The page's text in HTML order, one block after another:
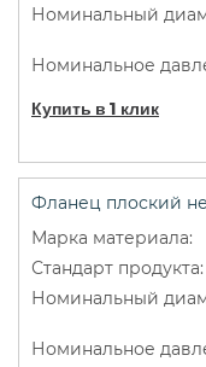
Купить в 1 клик
Фланец плоский